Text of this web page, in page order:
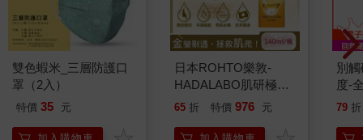
紺碧的北極星(全)
79 折 特價
莫道細微(精裝)：明代
政治制度再思
79 折 特價 316 元 79 折